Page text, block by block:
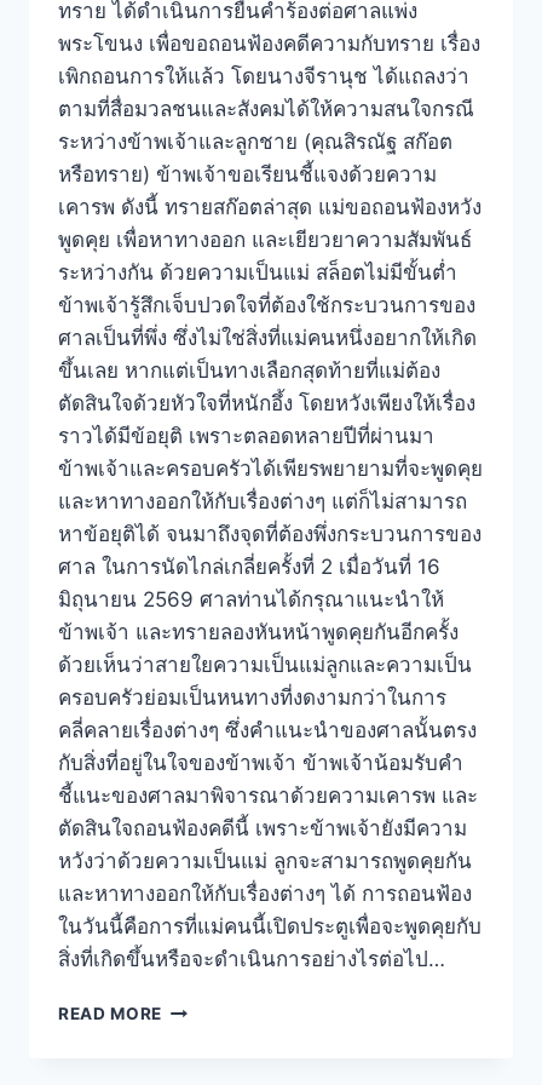
ทราย ได้ดำเนินการยื่นคำร้องต่อศาลแพ่ง
พระโขนง เพื่อขอถอนฟ้องคดีความกับทราย เรื่อง
เพิกถอนการให้แล้ว โดยนางจีรานุช ได้แถลงว่า
ตามที่สื่อมวลชนและสังคมได้ให้ความสนใจกรณี
ระหว่างข้าพเจ้าและลูกชาย (คุณสิรณัฐ สก๊อต
หรือทราย) ข้าพเจ้าขอเรียนชี้แจงด้วยความ
เคารพ ดังนี้ ทรายสก๊อตล่าสุด แม่ขอถอนฟ้องหวัง
พูดคุย เพื่อหาทางออก และเยียวยาความสัมพันธ์
ระหว่างกัน ด้วยความเป็นแม่ สล็อตไม่มีขั้นต่ำ
ข้าพเจ้ารู้สึกเจ็บปวดใจที่ต้องใช้กระบวนการของ
ศาลเป็นที่พึ่ง ซึ่งไม่ใช่สิ่งที่แม่คนหนึ่งอยากให้เกิด
ขึ้นเลย หากแต่เป็นทางเลือกสุดท้ายที่แม่ต้อง
ตัดสินใจด้วยหัวใจที่หนักอึ้ง โดยหวังเพียงให้เรื่อง
ราวได้มีข้อยุติ เพราะตลอดหลายปีที่ผ่านมา
ข้าพเจ้าและครอบครัวได้เพียรพยายามที่จะพูดคุย
และหาทางออกให้กับเรื่องต่างๆ แต่ก็ไม่สามารถ
หาข้อยุติได้ จนมาถึงจุดที่ต้องพึ่งกระบวนการของ
ศาล ในการนัดไกล่เกลี่ยครั้งที่ 2 เมื่อวันที่ 16
มิถุนายน 2569 ศาลท่านได้กรุณาแนะนำให้
ข้าพเจ้า และทรายลองหันหน้าพูดคุยกันอีกครั้ง
ด้วยเห็นว่าสายใยความเป็นแม่ลูกและความเป็น
ครอบครัวย่อมเป็นหนทางที่งดงามกว่าในการ
คลี่คลายเรื่องต่างๆ ซึ่งคำแนะนำของศาลนั้นตรง
กับสิ่งที่อยู่ในใจของข้าพเจ้า ข้าพเจ้าน้อมรับคำ
ชี้แนะของศาลมาพิจารณาด้วยความเคารพ และ
ตัดสินใจถอนฟ้องคดีนี้ เพราะข้าพเจ้ายังมีความ
หวังว่าด้วยความเป็นแม่ ลูกจะสามารถพูดคุยกัน
และหาทางออกให้กับเรื่องต่างๆ ได้ การถอนฟ้อง
ในวันนี้คือการที่แม่คนนี้เปิดประตูเพื่อจะพูดคุยกับ
สิ่งที่เกิดขึ้นหรือจะดำเนินการอย่างไรต่อไป…
READ MORE